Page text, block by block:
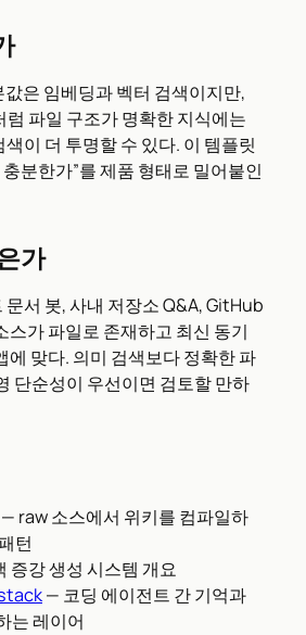
값은 임베딩과 벡터 검색이지만,
럼 파일 구조가 명확한 지식에는
이 더 투명할 수 있다. 이 템플릿
분한가”를 제품 형태로 밀어붙인
가
서 봇, 사내 저장소 Q&A, GitHub
스가 파일로 존재하고 최신 동기
에 맞다. 의미 검색보다 정확한 파
단순성이 우선이면 검토할 만하
— raw 소스에서 위키를 컴파일하
턴
증강 생성 시스템 개요
— 코딩 에이전트 간 기억과
는 레이어